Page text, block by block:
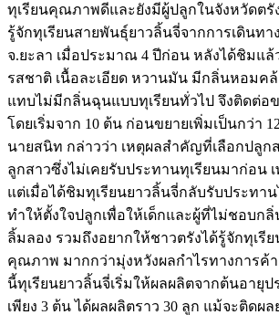
ทุเรียนคุณภาพดีและยังมีผู้ปลูกในจังหวัดตรั
รู้จักทุเรียนสายพันธุ์ยาวลิ้นจี่จากการเดินทา
จ.ยะลา เมื่อประมาณ 4 ปีก่อน หลังได้ชิมแล้
รสชาติ เนื้อละเอียด หวานมัน มีกลิ่นหอมค
แทบไม่มีกลิ่นฉุนแบบทุเรียนทั่วไป จึงติดต่อ
โดยเริ่มจาก 10 ต้น ก่อนขยายเพิ่มเป็นกว่า
นายสนิท กล่าวว่า เหตุผลสำคัญที่เลือกปลูก
ลูกสาวซึ่งไม่เคยรับประทานทุเรียนมาก่อน
แต่เมื่อได้ชิมทุเรียนยาวลิ้นจี่กลับรับประทา
ทำให้ตั้งใจปลูกเพื่อให้เด็กและผู้ที่ไม่ชอบก
ลิ้มลอง รวมถึงอยากให้ชาวตรังได้รู้จักทุเรี
คุณภาพ มากกว่ามุ่งหวังผลกำไรทางการค้า
นี้ทุเรียนยาวลิ้นจี่เริ่มให้ผลผลิตจากต้นอายุ
เพียง 3 ต้น ได้ผลผลิตราว 30 ลูก แม้จะติดผ